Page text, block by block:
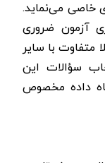
خاصی می‌نماید.
آزمون ضروری
متفاوت با سایر
سؤالات این
داده مخصوص